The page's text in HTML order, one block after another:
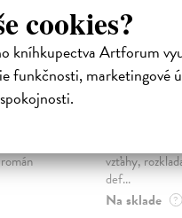
cookies?
kníhkupectva Artforum
funkčnosti, marketingové
byť
vzťahy,
def...
Na sklade ?